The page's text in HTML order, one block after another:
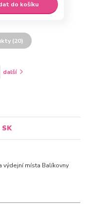
do košíku
(20)
další
SK
výdejní místa Balíkovny